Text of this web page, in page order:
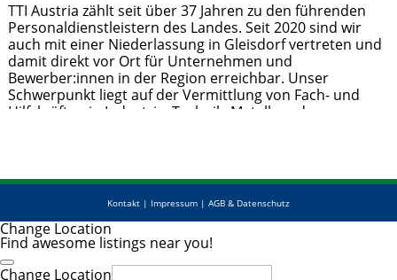
TTI Austria zählt seit über 37 Jahren zu den führenden
Personaldienstleistern des Landes. Seit 2020 sind wir
auch mit einer Niederlassung in Gleisdorf vertreten und
damit direkt vor Ort für Unternehmen und
Bewerber:innen in der Region erreichbar. Unser
Schwerpunkt liegt auf der Vermittlung von Fach- und
Hilfskräften in Industrie, Technik, Metall- und
Kontakt | Impressum | AGB & Datenschutz
Change Location
Find awesome listings near you!
Change Location